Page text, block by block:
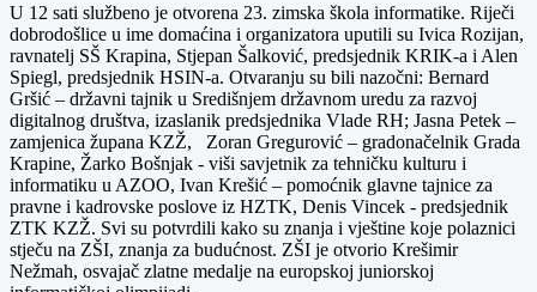
U 12 sati službeno je otvorena 23. zimska škola informatike. Riječi
dobrodošlice u ime domaćina i organizatora uputili su Ivica Rozijan,
ravnatelj SŠ Krapina, Stjepan Šalković, predsjednik KRIK-a i Alen
Spiegl, predsjednik HSIN-a. Otvaranju su bili nazočni: Bernard
Gršić – državni tajnik u Središnjem državnom uredu za razvoj
digitalnog društva, izaslanik predsjednika Vlade RH; Jasna Petek –
zamjenica župana KZŽ, Zoran Gregurović – gradonačelnik Grada
Krapine, Žarko Bošnjak - viši savjetnik za tehničku kulturu i
informatiku u AZOO, Ivan Krešić – pomoćnik glavne tajnice za
pravne i kadrovske poslove iz HZTK, Denis Vincek - predsjednik
ZTK KZŽ. Svi su potvrdili kako su znanja i vještine koje polaznici
stječu na ZŠI, znanja za budućnost. ZŠI je otvorio Krešimir
Nežmah, osvajač zlatne medalje na europskoj juniorskoj